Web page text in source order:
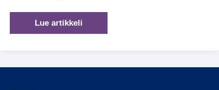
Brysselissä
kelit
Lue artikkeli